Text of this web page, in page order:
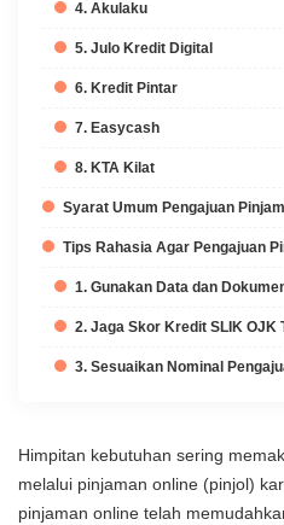
4. Akulaku
5. Julo Kredit Digital
6. Kredit Pintar
7. Easycash
8. KTA Kilat
Syarat Umum Pengajuan
Tips Rahasia Agar Pengajuan
1. Gunakan Data dan
2. Jaga Skor Kredit SLIK OJK
3. Sesuaikan Nominal
Himpitan kebutuhan sering
melalui pinjaman online (pinjol)
pinjaman online telah